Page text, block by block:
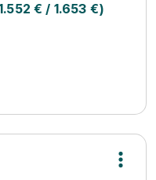
€ / 1.653 €)